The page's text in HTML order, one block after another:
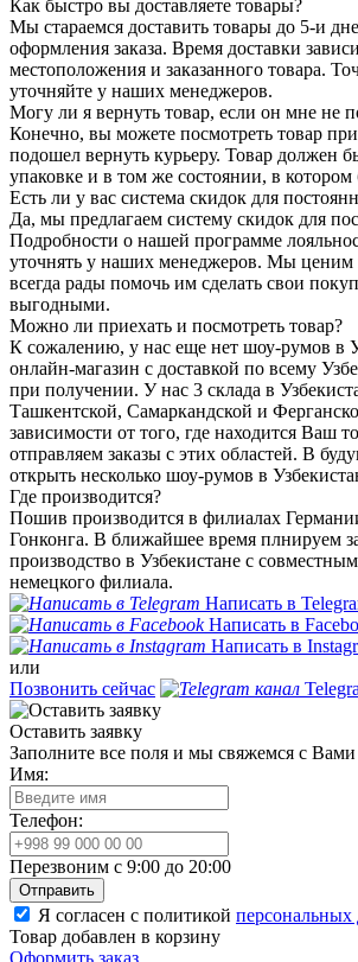
Как быстро вы доставляете товары?
Мы стараемся доставить товары до 5-и
оформления заказа. Время доставки
местоположения и заказанного товара.
уточняйте у наших менеджеров.
Могу ли я вернуть товар, если он мне не
Конечно, вы можете посмотреть товар
подошел вернуть курьеру. Товар должен
упаковке и в том же состоянии, в
Есть ли у вас система скидок для
Да, мы предлагаем систему скидок для
Подробности о нашей программе
уточнять у наших менеджеров. Мы ценим
всегда рады помочь им сделать свои
выгодными.
Можно ли приехать и посмотреть товар?
К сожалению, у нас еще нет шоу-румов в
онлайн-магазин с доставкой по всему
при получении. У нас 3 склада в
Ташкентской, Самаркандской и
зависимости от того, где находится Ваш
отправляем заказы с этих областей. В
открыть несколько шоу-румов в
Где производится?
Пошив производится в филиалах
Гонконга. В ближайшее время плнируем
производство в Узбекистане с
немецкого филиала.
Написать в
Написать в
Написать в
или
Позвонить сейчас
Оставить заявку
Заполните все поля и мы свяжемся с
Имя:
Телефон:
Перезвоним с 9:00 до 20:00
Отправить
Я согласен с политикой
Товар добавлен в корзину
Оформить заказ